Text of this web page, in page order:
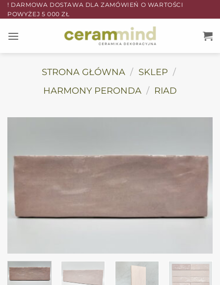
Przewiń
do
! DARMOWA DOSTAWA DLA ZAMÓWIEŃ O WARTOŚCI
POWYŻEJ 5 000 ZŁ
STRONA GŁÓWNA / SKLEP /
HARMONY PERONDA / RIAD